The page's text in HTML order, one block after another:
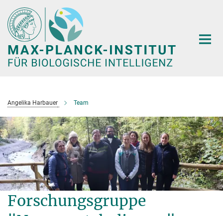
Hauptinhalt
Angelika Harbauer Team
Forschungsgruppe